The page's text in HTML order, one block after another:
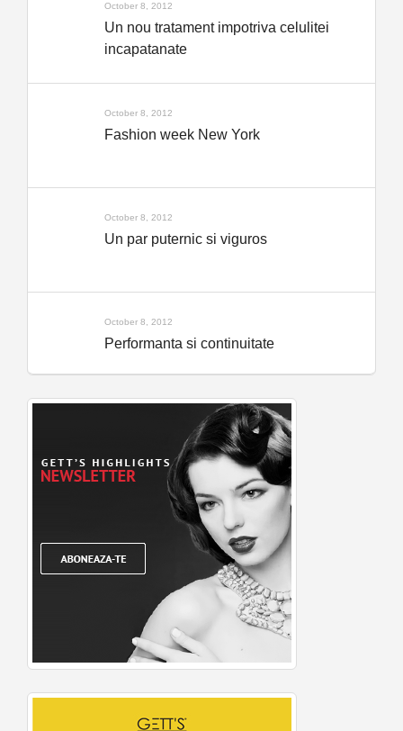
October 8, 2012
Un nou tratament impotriva celulitei
incapatanate
October 8, 2012
Fashion week New York
October 8, 2012
Un par puternic si viguros
October 8, 2012
Performanta si continuitate